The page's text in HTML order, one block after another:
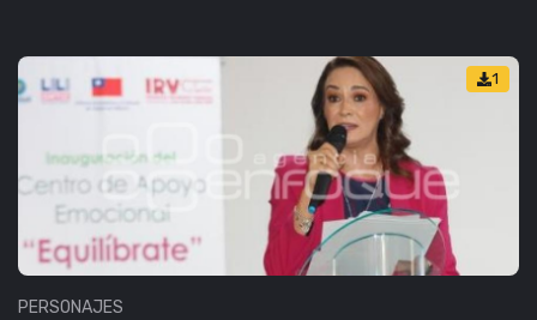
1
PERSONAJES